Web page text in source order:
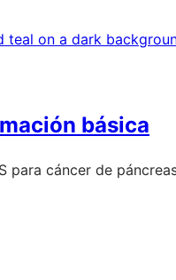
básica
para cáncer de